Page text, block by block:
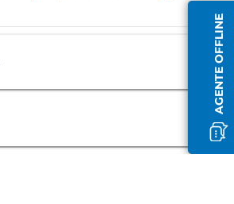
AGENTE OFFLINE